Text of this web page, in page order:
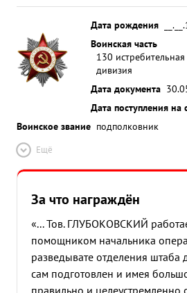
Дата рождения
Воинская часть
130
дивизия
Дата документа
Дата поступления на
Воинское звание подполковник
Ещё
За что награждён
«... Тов. ГЛУБОКОВСКИЙ
помощником начальника
разведывате отделения штаба
сам подготовлен и имея
правильно и целеустремленно